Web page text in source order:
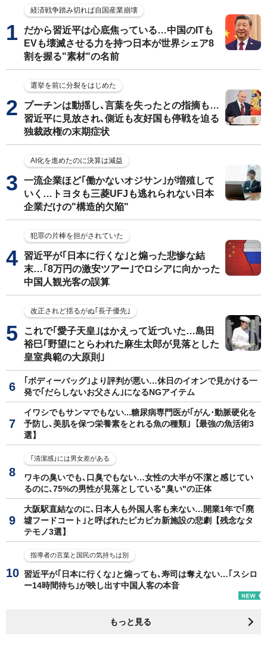
経済戦争踏み切れば自国産業崩壊
だから習近平は心底焦っている…中国のITも
EVも壊滅させる力を持つ日本が世界シェア8
割を握る"素材"の名前
選挙を前に分裂をはじめた
プーチンは動揺し､言葉を失ったとの指摘も…
習近平に見放され､側近も友好国も停戦を迫る
独裁政権の末期症状
AI化を進めたのに決算は減益
一流企業ほど｢働かないオジサン｣が増殖して
いく…トヨタも三菱UFJも逃れられない日本
企業だけの"構造的欠陥"
犯罪の片棒を担がされていた
習近平が｢日本に行くな｣と煽った悲惨な結
末…｢8万円の激安ツアー｣でロシアに向かった
中国人観光客の誤算
改正されど揺るがぬ｢長子優先｣
これで｢愛子天皇｣はかえって近づいた…島田
裕巳｢野望にとらわれた麻生太郎が見落とした
皇室典範の大原則｣
｢ボディーバッグ｣より評判が悪い…休日のイオンで見かける一
発で｢だらしないお父さん｣になるNGアイテム
イワシでもサンマでもない...糖尿病専門医が｢がん･動脈硬化を
予防し､美肌を保つ栄養素をとれる魚の種類｣【最強の魚活術3
選】
｢清潔感｣には男女差がある
ワキの臭いでも､口臭でもない…女性の大半が不潔と感じてい
るのに､75%の男性が見落としている"臭い"の正体
大阪駅直結なのに､日本人も外国人客も来ない…開業1年で｢廃
墟フードコート｣と呼ばれたピカピカ新施設の悲劇【残念なタ
テモノ3選】
指導者の言葉と国民の気持ちは別
習近平が｢日本に行くな｣と煽っても､寿司は奪えない…｢スシロ
ー14時間待ち｣が映し出す中国人客の本音
もっと見る